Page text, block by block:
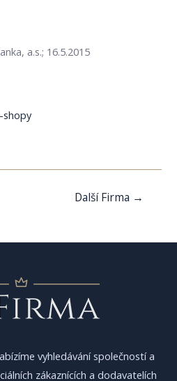
a.s.; 16.5.2015
shopy
Další Firma →
vyhledávání společností a
zákaznících a dodavatelích